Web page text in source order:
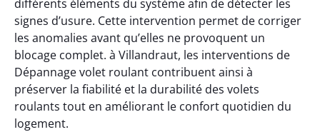
différents éléments du système afin de détecter les
signes d’usure. Cette intervention permet de corriger
les anomalies avant qu’elles ne provoquent un
blocage complet. à Villandraut, les interventions de
Dépannage volet roulant contribuent ainsi à
préserver la fiabilité et la durabilité des volets
roulants tout en améliorant le confort quotidien du
logement.